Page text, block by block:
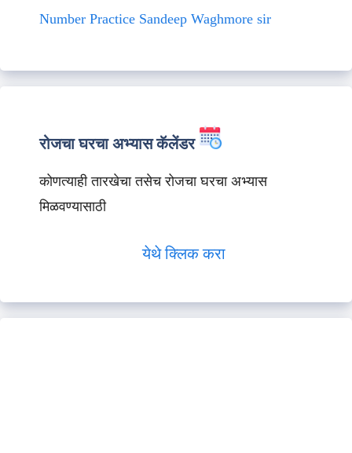
Number Practice Sandeep Waghmore sir
रोजचा घरचा अभ्यास कॅलेंडर
कोणत्याही तारखेचा तसेच रोजचा घरचा अभ्यास
मिळवण्यासाठी
येथे क्लिक करा